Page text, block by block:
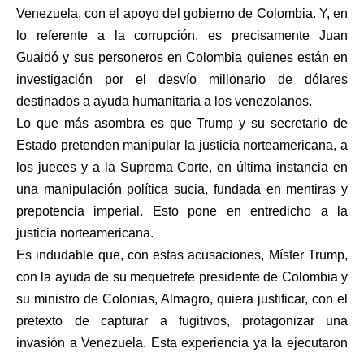
Venezuela, con el apoyo del gobierno de Colombia. Y, en
lo referente a la corrupción, es precisamente Juan
Guaidó y sus personeros en Colombia quienes están en
investigación por el desvío millonario de dólares
destinados a ayuda humanitaria a los venezolanos.
Lo que más asombra es que Trump y su secretario de
Estado pretenden manipular la justicia norteamericana, a
los jueces y a la Suprema Corte, en última instancia en
una manipulación política sucia, fundada en mentiras y
prepotencia imperial. Esto pone en entredicho a la
justicia norteamericana.
Es indudable que, con estas acusaciones, Míster Trump,
con la ayuda de su mequetrefe presidente de Colombia y
su ministro de Colonias, Almagro, quiera justificar, con el
pretexto de capturar a fugitivos, protagonizar una
invasión a Venezuela. Esta experiencia ya la ejecutaron